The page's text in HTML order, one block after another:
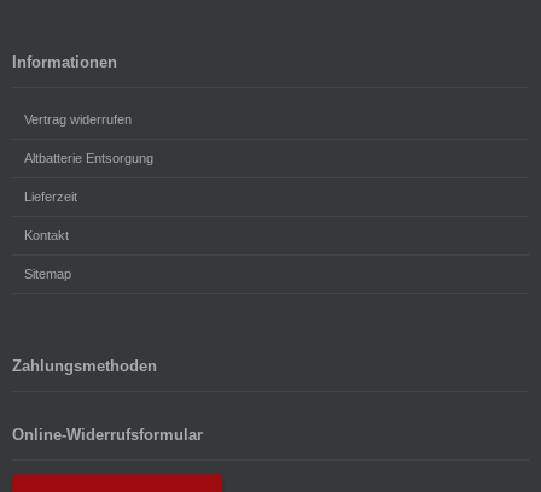
Informationen
Vertrag widerrufen
Altbatterie Entsorgung
Lieferzeit
Kontakt
Sitemap
Zahlungsmethoden
Online-Widerrufsformular